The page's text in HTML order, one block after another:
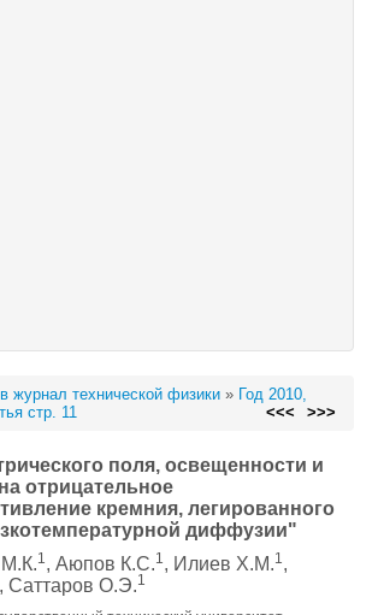
журнал технической физики » Год 2010,
стр. 11 <<< >>>
поля, освещенности и
отрицательное
кремния, легированного
диффузии"
1, Aюпов К.С.1, Илиев Х.М.1,
, Саттаров О.Э.1